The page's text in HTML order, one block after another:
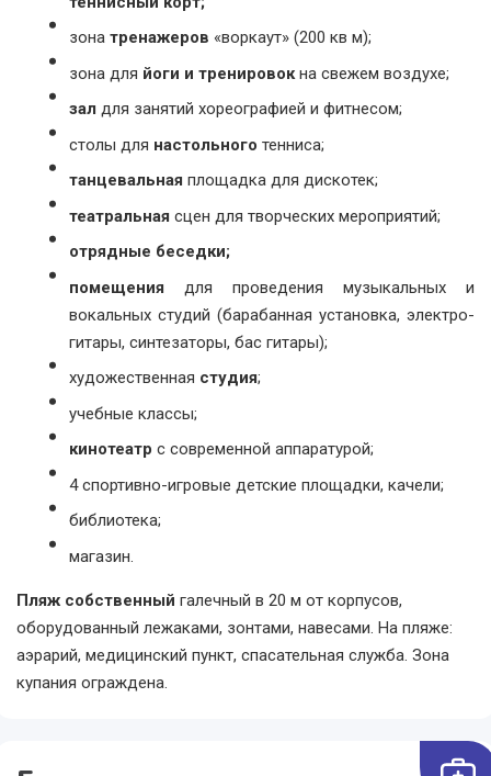
зона тренажеров «воркаут» (200 кв м);
зона для йоги и тренировок на свежем воздухе;
зал для занятий хореографией и фитнесом;
столы для настольного тенниса;
танцевальная площадка для дискотек;
театральная сцен для творческих мероприятий;
отрядные беседки;
помещения для проведения музыкальных и
вокальных студий (барабанная установка, электро-
гитары, синтезаторы, бас гитары);
художественная студия;
учебные классы;
кинотеатр с современной аппаратурой;
4 спортивно-игровые детские площадки, качели;
библиотека;
магазин.
Пляж собственный галечный в 20 м от корпусов,
оборудованный лежаками, зонтами, навесами. На пляже:
аэрарий, медицинский пункт, спасательная служба. Зона
купания ограждена.